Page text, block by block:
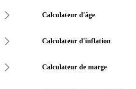
Calculateur d'âge
Calculateur d'inflation
Calculateur de marge